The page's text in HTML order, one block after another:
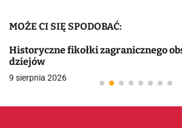
MOŻE CI SIĘ SPODOBAĆ:
Historyczne fikołki zagranicznego
dziejów
9 sierpnia 2026